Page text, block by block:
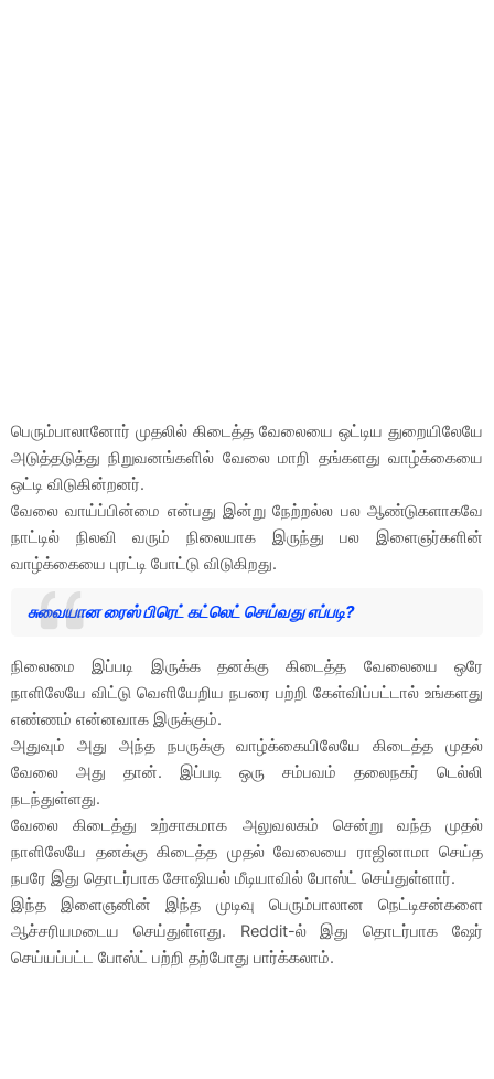
பெரும்பாலானோர் முதலில் கிடைத்த வேலையை ஒட்டிய துறையிலேயே
அடுத்தடுத்து நிறுவனங்களில் வேலை மாறி தங்களது வாழ்க்கையை
ஒட்டி விடுகின்றனர்.
வேலை வாய்ப்பின்மை என்பது இன்று நேற்றல்ல பல ஆண்டுகளாகவே
நாட்டில் நிலவி வரும் நிலையாக இருந்து பல இளைஞர்களின்
வாழ்க்கையை புரட்டி போட்டு விடுகிறது.
சுவையான ரைஸ் பிரெட் கட்லெட் செய்வது எப்படி?
நிலைமை இப்படி இருக்க தனக்கு கிடைத்த வேலையை ஒரே
நாளிலேயே விட்டு வெளியேறிய நபரை பற்றி கேள்விப்பட்டால் உங்களது
எண்ணம் என்னவாக இருக்கும்.
அதுவும் அது அந்த நபருக்கு வாழ்க்கையிலேயே கிடைத்த முதல்
வேலை அது தான். இப்படி ஒரு சம்பவம் தலைநகர் டெல்லி
நடந்துள்ளது.
வேலை கிடைத்து உற்சாகமாக அலுவலகம் சென்று வந்த முதல்
நாளிலேயே தனக்கு கிடைத்த முதல் வேலையை ராஜினாமா செய்த
நபரே இது தொடர்பாக சோஷியல் மீடியாவில் போஸ்ட் செய்துள்ளார்.
இந்த இளைஞனின் இந்த முடிவு பெரும்பாலான நெட்டிசன்களை
ஆச்சரியமடைய செய்துள்ளது. Reddit-ல் இது தொடர்பாக ஷேர்
செய்யப்பட்ட போஸ்ட் பற்றி தற்போது பார்க்கலாம்.